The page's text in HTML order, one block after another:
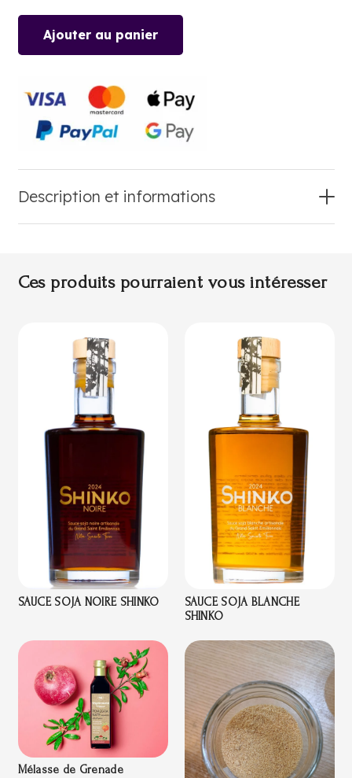
quantité
SIROP
D'ERABLE
Ajouter au panier
Description et informations
Ces produits pourraient vous intéresser
SAUCE SOJA NOIRE SHINKO
SAUCE SOJA BLANCHE
SHINKO
Mélasse de Grenade